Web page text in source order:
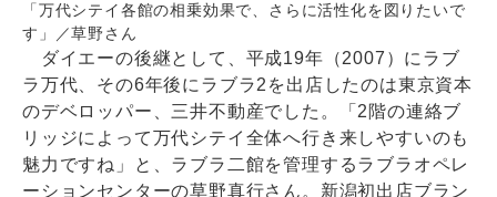
「万代シテイ各館の相乗効果で、さらに活性化を図りたいで
す」／草野さん
ダイエーの後継として、平成19年（2007）にラブ
ラ万代、その6年後にラブラ2を出店したのは東京資本
のデベロッパー、三井不動産でした。「2階の連絡ブ
リッジによって万代シテイ全体へ行き来しやすいのも
魅力ですね」と、ラブラ二館を管理するラブラオペレ
ーションセンターの草野真行さん。新潟初出店ブラン